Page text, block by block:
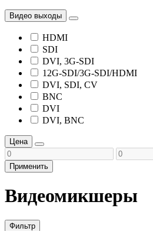
Видео выходы
HDMI
SDI
DVI, 3G-SDI
12G-SDI/3G-SDI/HDMI
DVI, SDI, CV
BNC
DVI
DVI, BNC
Цена
Применить
Видеомикшеры
Фильтр